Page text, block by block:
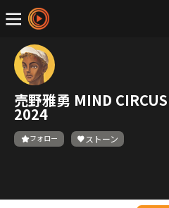
売野雅勇 MIND
2024
フォロー ストーン